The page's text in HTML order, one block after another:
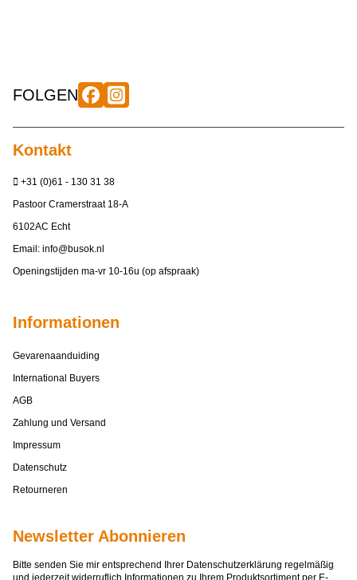
FOLGEN
Kontakt
+31 (0)61 - 130 31 38
Pastoor Cramerstraat 18-A
6102AC Echt
Email: info@busok.nl
Openingstijden ma-vr 10-16u (op afspraak)
Informationen
Gevarenaanduiding
International Buyers
AGB
Zahlung und Versand
Impressum
Datenschutz
Retourneren
Newsletter Abonnieren
Bitte senden Sie mir entsprechend Ihrer Datenschutzerklärung regelmäßig
und jederzeit widerruflich Informationen zu Ihrem Produktsortiment per E-